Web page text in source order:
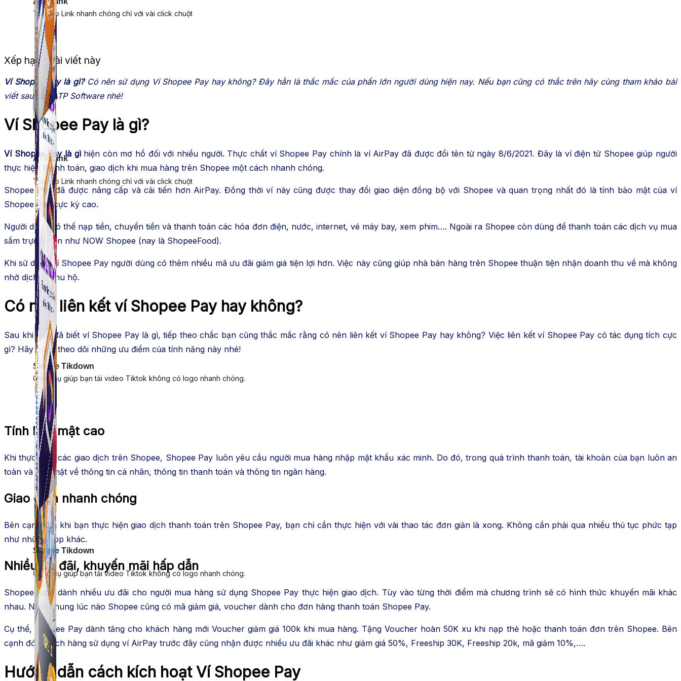
Tạo Bio Link nhanh chóng chỉ với vài click chuột
Simple Tikdown
Công cụ giúp bạn tải video Tiktok không có logo nhanh chóng.
ATP Link
Tạo Bio Link nhanh chóng chỉ với vài click chuột
Simple Tikdown
Công cụ giúp bạn tải video Tiktok không có logo nhanh chóng.
Xếp hạng bài viết này
Ví Shopee Pay là gì?Có nên sử dụng Ví Shopee Pay hay không? Đây hẳn là thắc mắc của phần lớn người dùng hiện nay. Nếu bạn cũng có thắc trên hãy cùng tham khảo bài
viết sau của ATP Software nhé!
Ví Shopee Pay là gì?
Ví Shopee Pay là gìhiện còn mơ hồ đối với nhiều người. Thực chất ví Shopee Pay chính là ví AirPay đã được đổi tên từ ngày 8/6/2021. Đây là ví điện tử Shopee giúp người
thực hiện thanh toán, giao dịch khi mua hàng trên Shopee một cách nhanh chóng.
Shopee Pay đã được nâng cấp và cải tiến hơn AirPay. Đồng thời ví này cũng được thay đổi giao diện đồng bộ với Shopee và quan trọng nhất đó là tính bảo mật của ví
Shopee Pay cực kỳ cao.
Người dùng có thể nạp tiền, chuyển tiền và thanh toán các hóa đơn điện, nước, internet, vé máy bay, xem phim…. Ngoài ra Shopee còn dùng để thanh toán các dịch vụ mua
sắm trực tuyến như NOW Shopee (nay là ShopeeFood).
Khi sử dụng ví Shopee Pay người dùng có thêm nhiều mã ưu đãi giảm giá tiện lợi hơn. Việc này cũng giúp nhà bán hàng trên Shopee thuận tiện nhận doanh thu về mà không
nhờ dịch vụ thu hộ.
Có nên liên kết ví Shopee Pay hay không?
Sau khi bạn đã biết ví Shopee Pay là gì, tiếp theo chắc bạn cũng thắc mắc rằng có nên liên kết ví Shopee Pay hay không? Việc liên kết ví Shopee Pay có tác dụng tích cực
gì? Hãy cùng theo dõi những ưu điểm của tính năng này nhé!
Tính bảo mật cao
Khi thực hiện các giao dịch trên Shopee, Shopee Pay luôn yêu cầu người mua hàng nhập mật khẩu xác minh. Do đó, trong quá trình thanh toán, tài khoản của bạn luôn an
toàn và bảo mật về thông tin cá nhân, thông tin thanh toán và thông tin ngân hàng.
Giao dịch nhanh chóng
Bên cạnh đó, khi bạn thực hiện giao dịch thanh toán trên Shopee Pay, bạn chỉ cần thực hiện với vài thao tác đơn giản là xong. Không cần phải qua nhiều thủ tục phức tạp
như những app khác.
Nhiều ưu đãi, khuyến mãi hấp dẫn
Shopee luôn dành nhiều ưu đãi cho người mua hàng sử dụng Shopee Pay thực hiện giao dịch. Tùy vào từng thời điểm mà chương trình sẽ có hình thức khuyến mãi khác
nhau. Nhìn chung lúc nào Shopee cũng có mã giảm giá, voucher dành cho đơn hàng thanh toán Shopee Pay.
Cụ thể, Shopee Pay dành tăng cho khách hàng mới Voucher giảm giá 100k khi mua hàng. Tặng Voucher hoàn 50K xu khi nạp thẻ hoặc thanh toán đơn trên Shopee. Bên
cạnh đó, khách hàng sử dụng ví AirPay trước đây cũng nhận được nhiều ưu đãi khác như giảm giá 50%, Freeship 30K, Freeship 20k, mã giảm 10%,….
Hướng dẫn cách kích hoạt Ví Shopee Pay